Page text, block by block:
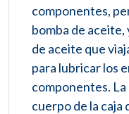
componentes,
bomba de aceite,
de aceite que
para lubricar los
componentes. La
cuerpo de la caja